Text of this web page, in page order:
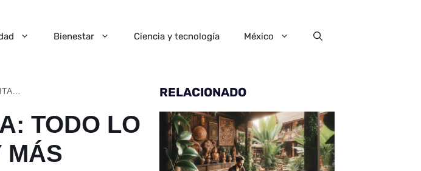
Bienestar Ciencia y tecnología México
TODO LO
MÁS
RELACIONADO